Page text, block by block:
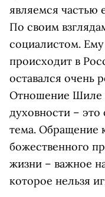
являемся частью
По своим
социалистом.
происходит в
оставался очень
Отношение Шиле
духовности – это
тема. Обращение
божественного
жизни – важное
которое нельзя